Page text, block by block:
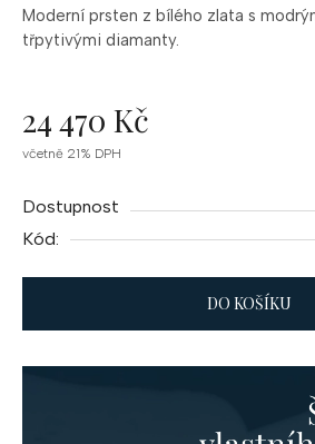
Moderní prsten z bílého zlata s
třpytivými diamanty.
24 470 Kč
Měrná
včetně 21% DPH
Dostupnost
Kód:
DO KOŠÍKU